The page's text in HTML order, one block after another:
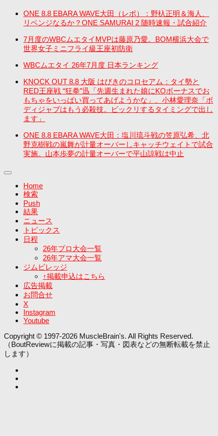
ONE 8.8 EBARA WAVE大田（レポ）：野杁正明＆海人、
リベンジなるか？ONE SAMURAI 2 随時速報・試合紹介
7月度のWBCムエタイMVPは藤原乃愛。BOM横浜大会で
世界女子ミニフライ級王座初防衛
WBCムエタイ 26年7月度 日本ランキング
KNOCK OUT 8.8 大阪 はびきのコロセアム：タイ勢と
RED王座戦 “狂拳”迅「先週生まれた娘にKOボーナスでお
もちゃをいっぱい買ってあげようかな」、小林愛理奈「ボ
ディジャブはもう必殺技。ビックリするタイミングで出し
ます」
ONE 8.8 EBARA WAVE大田：塩川琉斗戦の笠原弘希、北
野克樹戦の嵐舞が計量オーバーしキャッチウェイトで試合
実施。山本歩夢の計量オーバーで平山諒戦は中止
Home
検索
Push
結果
ニュース
トピックス
日程
26年プロ大会一覧
26年アマ大会一覧
ジムビレッジ
↑掲載申込はこちら
広告掲載
お問合せ
X
Instagram
Youtube
Copyright © 1997-2026 MuscleBrain's. All Rights Reserved.
（BoutReviewに掲載の記事・写真・図表などの無断転載を禁止
します）